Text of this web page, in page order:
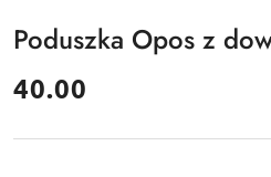
Poduszka Opos z
cena:
40.00